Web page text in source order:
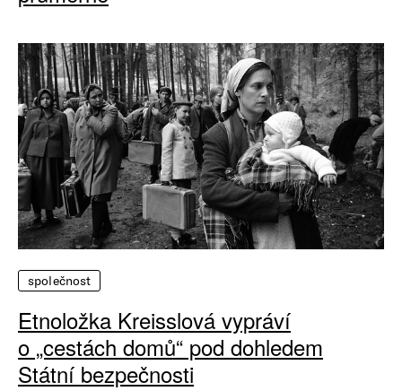
společnost
Etnoložka Kreisslová vypráví
o „cestách domů“ pod dohledem
Státní bezpečnosti